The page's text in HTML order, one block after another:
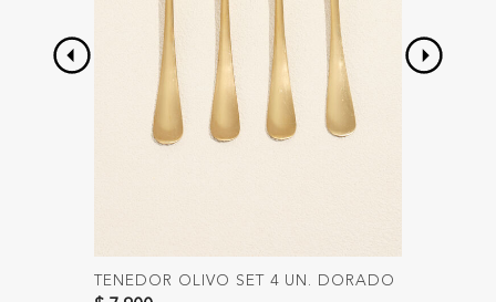
TENEDOR OLIVO SET 4 UN. DORADO